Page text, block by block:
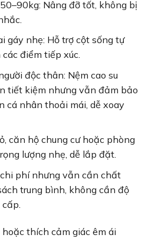
Nâng đỡ tốt, không bị
gáy nhẹ: Hỗ trợ cột sống tự
điểm tiếp xúc.
độc thân: Nệm cao su
tiết kiệm nhưng vẫn đảm bảo
cá nhân thoải mái, dễ xoay
căn hộ chung cư hoặc phòng
lượng nhẹ, dễ lắp đặt.
phí nhưng vẫn cần chất
trung bình, không cần độ
thích cảm giác êm ái